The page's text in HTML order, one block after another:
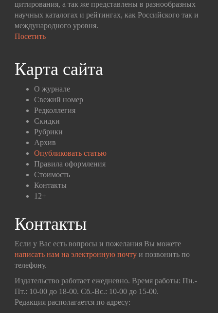
цитирования, а так же представлены в разнообразных
научных каталогах и рейтингах, как Российского так и
международного уровня.
Посетить
Карта сайта
О журнале
Свежий номер
Редколлегия
Скидки
Рубрики
Архив
Опубликовать статью
Правила оформления
Стоимость
Контакты
12+
Контакты
Если у Вас есть вопросы и пожелания Вы можете
написать нам на электронную почту и позвонить по
телефону.
Издательство работает ежедневно. Время работы: Пн.-
Пт.: 10-00 до 18-00. Сб.-Вс.: 10-00 до 15-00.
Редакция располагается по адресу: